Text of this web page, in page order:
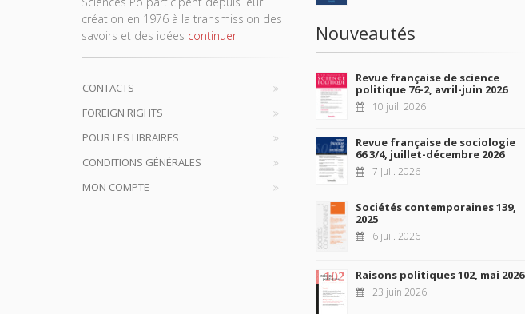
création en 1976 à la transmission des
savoirs et des idées continuer
CONTACTS
FOREIGN RIGHTS
POUR LES LIBRAIRES
CONDITIONS GÉNÉRALES
MON COMPTE
Nouveautés
Revue française de science
politique 76-2, avril-juin 2026
10 juil. 2026
Revue française de sociologie
66 3/4, juillet-décembre 2026
7 juil. 2026
Sociétés contemporaines 139,
2025
6 juil. 2026
Raisons politiques 102, mai 2026
23 juin 2026